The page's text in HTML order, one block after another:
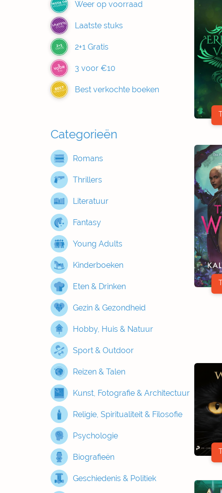
WEER OP
VOORRAAD Weer op voorraad
LAATSTE
STUKS Laatste stuks
2+1
GRATIS 2+1 Gratis
3
VOOR
€10 3 voor €10
BEST
VERKOCHT Best verkochte boeken
Categorieën
Romans
Thrillers
Literatuur
Fantasy
Young Adults
Kinderboeken
Eten & Drinken
Gezin & Gezondheid
Hobby, Huis & Natuur
Sport & Outdoor
Reizen & Talen
Kunst, Fotografie & Architectuur
Religie, Spiritualiteit & Filosofie
Psychologie
Biografieën
Geschiedenis & Politiek